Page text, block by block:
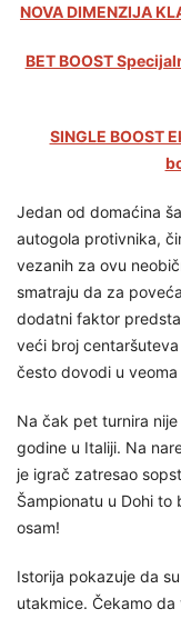
NOVA DIMENZIJA
BET BOOST
SINGLE BOOST
Jedan od domaćina
autogola protivnika,
vezanih za ovu
smatraju da za
dodatni faktor
veći broj
često dovodi u
Na čak pet turnira
godine u Italiji. Na
je igrač zatresao
Šampionatu u Dohi to
osam!
Istorija pokazuje da
utakmice. Čekamo